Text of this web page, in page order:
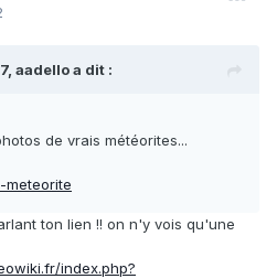
aadello a dit :
de vrais météorites...
meteorite
ton lien !! on n'y vois qu'une
index.php?